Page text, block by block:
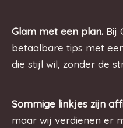
Glam met een plan. Bij
betaalbare tips met
die stijl wil, zonder de
Sommige linkjes zijn
maar wij verdienen er